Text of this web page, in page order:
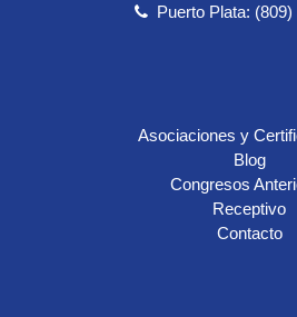
Puerto Plata: (809)
Asociaciones y
Blog
Congresos
Receptivo
Contacto